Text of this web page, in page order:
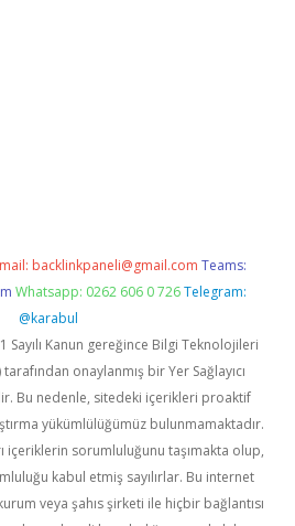
backlinkpaneli@gmail.com Teams:
Whatsapp: 0262 606 0 726 Telegram:
@karabul
Sayılı Kanun gereğince Bilgi Teknolojileri
onaylanmış bir Yer Sağlayıcı
Bu nedenle, sitedeki içerikleri proaktif
yükümlülüğümüz bulunmamaktadır.
içeriklerin sorumluluğunu taşımakta olup,
kabul etmiş sayılırlar. Bu internet
veya şahıs şirketi ile hiçbir bağlantısı